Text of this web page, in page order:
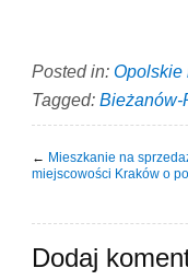
Posted in: Opolskie
Tagged: Bieżanów-
← Mieszkanie na
miejscowości Kraków o
Dodaj